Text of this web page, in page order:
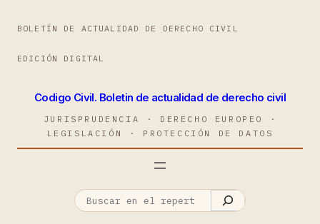
BOLETÍN DE ACTUALIDAD DE DERECHO CIVIL
EDICIÓN DIGITAL
Codigo Civil. Boletin de actualidad de derecho civil
JURISPRUDENCIA · DERECHO EUROPEO ·
LEGISLACIÓN · PROTECCIÓN DE DATOS